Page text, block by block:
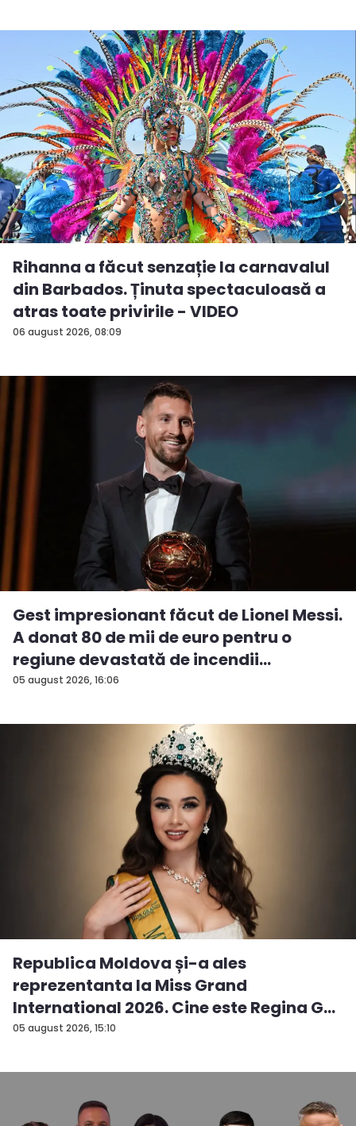
06 august 2026, 08:09
Rihanna a făcut senzație la carnavalul
din Barbados. Ținuta spectaculoasă a
atras toate privirile - VIDEO
05 august 2026, 16:06
Gest impresionant făcut de Lionel Messi.
A donat 80 de mii de euro pentru o
regiune devastată de incendii
05 august 2026, 15:10
Republica Moldova și-a ales
reprezentanta la Miss Grand
International 2026. Cine este Regina G...